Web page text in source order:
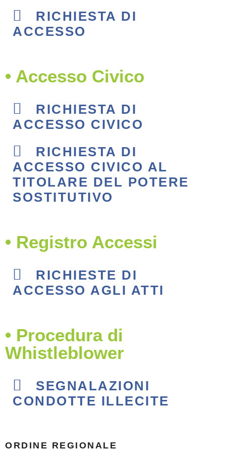
RICHIESTA DI
ACCESSO
• Accesso Civico
RICHIESTA DI
ACCESSO CIVICO
RICHIESTA DI
ACCESSO CIVICO AL
TITOLARE DEL POTERE
SOSTITUTIVO
• Registro Accessi
RICHIESTE DI
ACCESSO AGLI ATTI
• Procedura di
Whistleblower
SEGNALAZIONI
CONDOTTE ILLECITE
ORDINE REGIONALE